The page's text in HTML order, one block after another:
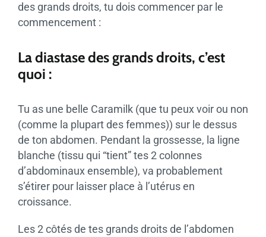
des grands droits, tu dois commencer par le
commencement :
La diastase des grands droits, c’est
quoi :
Tu as une belle Caramilk (que tu peux voir ou non
(comme la plupart des femmes)) sur le dessus
de ton abdomen. Pendant la grossesse, la ligne
blanche (tissu qui “tient” tes 2 colonnes
d’abdominaux ensemble), va probablement
s’étirer pour laisser place à l’utérus en
croissance.
Les 2 côtés de tes grands droits de l’abdomen